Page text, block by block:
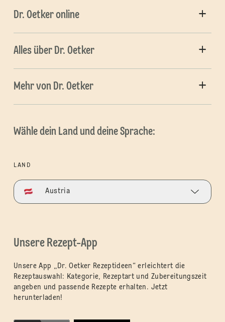
Dr. Oetker online
Alles über Dr. Oetker
Mehr von Dr. Oetker
Wähle dein Land und deine Sprache:
LAND
Austria
Unsere Rezept-App
Unsere App „Dr. Oetker Rezeptideen“ erleichtert die
Rezeptauswahl: Kategorie, Rezeptart und Zubereitungszeit
angeben und passende Rezepte erhalten. Jetzt
herunterladen!